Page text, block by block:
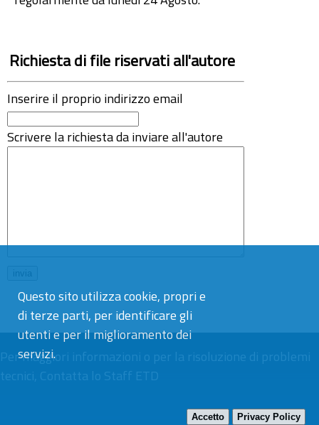
Questo sito utilizza cookie, propri e
di terze parti, per identificare gli
utenti e per il miglioramento dei
servizi.
Accetto Privacy Policy
Richiesta di file riservati all'autore
Inserire il proprio indirizzo email
Scrivere la richiesta da inviare all'autore
Per maggiori informazioni o per la risoluzione di problemi
tecnici, Contatta lo Staff ETD